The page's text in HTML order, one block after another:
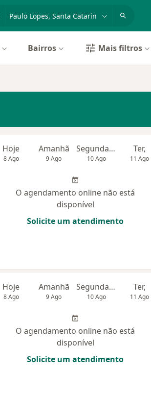
Bairros Mais filtros
Hoje
8 Ago
Amanhã
9 Ago
Segunda-feira
10 Ago
Ter,
11 Ago
O agendamento online não está
disponível
Solicite um atendimento
Hoje
8 Ago
Amanhã
9 Ago
Segunda-feira
10 Ago
Ter,
11 Ago
O agendamento online não está
disponível
Solicite um atendimento